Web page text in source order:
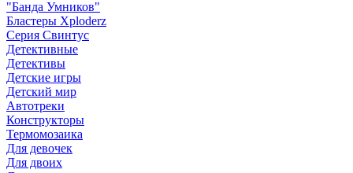
"Банда Умников"
Бластеры Xploderz
Cерия Свинтус
Детективные
Детективы
Детские игры
Детский мир
Автотреки
Конструкторы
Термомозаика
Для девочек
Для двоих